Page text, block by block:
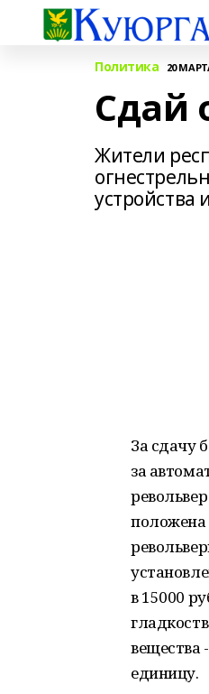
Политика 20
Сдай
Жители
устройства
За сдачу
за
положена
в 15000
вещества
единицу.